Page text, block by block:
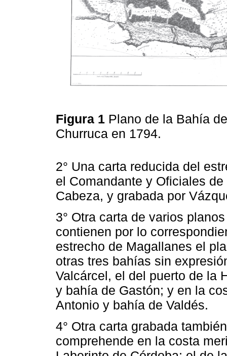
Figura 1 Plano de la Bahía
Churruca en 1794.
2° Una carta reducida del
el Comandante y Oficiales
Cabeza, y grabada por
3° Otra carta de varios
contienen por lo
estrecho de Magallanes el
otras tres bahías sin
Valcárcel, el del puerto de la
y bahía de Gastón; y en la
Antonio y bahía de Valdés.
4° Otra carta grabada
comprehende en la costa